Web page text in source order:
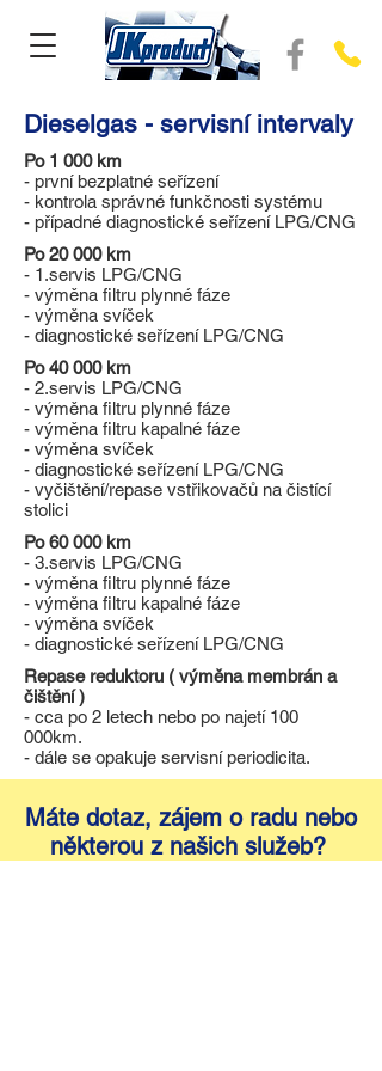
Dieselgas - servisní intervaly
Po 1 000 km
- první bezplatné seřízení
- kontrola správné funkčnosti systému
- případné diagnostické seřízení LPG/CNG
Po 20 000 km
- 1.servis LPG/CNG
- výměna filtru plynné fáze
- výměna svíček
- diagnostické seřízení LPG/CNG
Po 40 000 km
- 2.servis LPG/CNG
- výměna filtru plynné fáze
- výměna filtru kapalné fáze
- výměna svíček
- diagnostické seřízení LPG/CNG
- vyčištění/repase vstřikovačů na čistící
stolici
Po 60 000 km
- 3.servis LPG/CNG
- výměna filtru plynné fáze
- výměna filtru kapalné fáze
- výměna svíček
- diagnostické seřízení LPG/CNG
Repase reduktoru ( výměna membrán a
čištění )
- cca po 2 letech nebo po najetí 100
000km.
- dále se opakuje servisní periodicita.
Máte dotaz, zájem o radu nebo
některou z našich služeb?